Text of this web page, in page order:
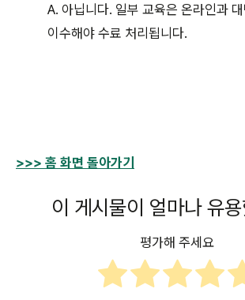
A. 아닙니다. 일부 교육은 온라인과
이수해야 수료 처리됩니다.
>>> 홈 화면 돌아가기
이 게시물이 얼마나 유
평가해 주세요